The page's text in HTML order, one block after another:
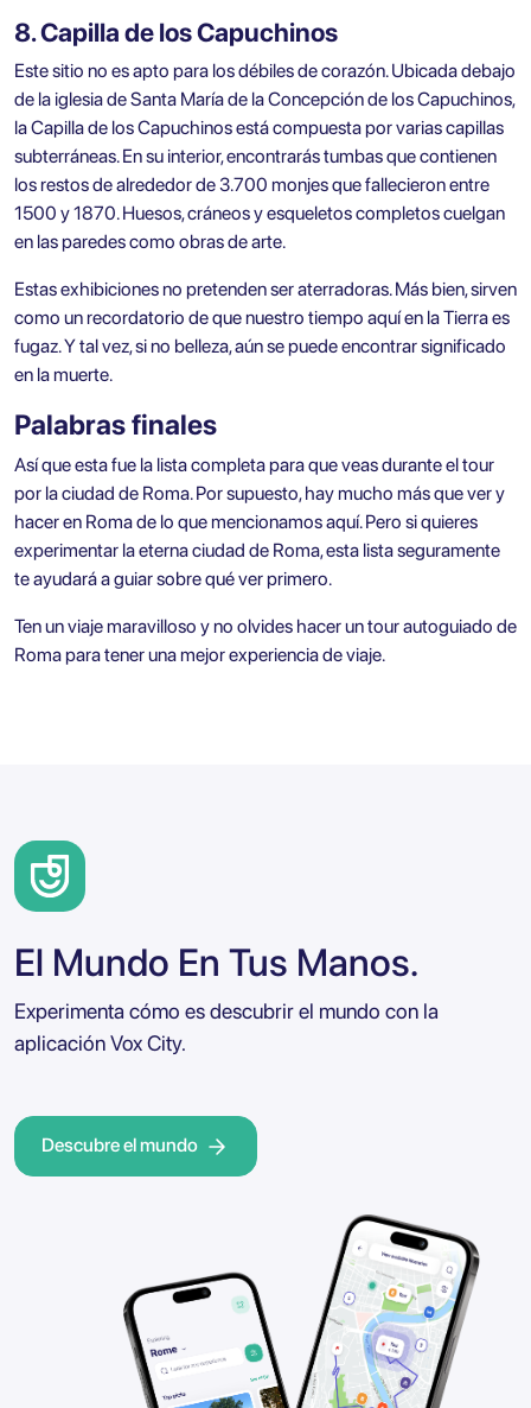
8. Capilla de los Capuchinos
Este sitio no es apto para los débiles de corazón. Ubicada debajo
de la iglesia de Santa María de la Concepción de los Capuchinos,
la Capilla de los Capuchinos está compuesta por varias capillas
subterráneas. En su interior, encontrarás tumbas que contienen
los restos de alrededor de 3.700 monjes que fallecieron entre
1500 y 1870. Huesos, cráneos y esqueletos completos cuelgan
en las paredes como obras de arte.
Estas exhibiciones no pretenden ser aterradoras. Más bien, sirven
como un recordatorio de que nuestro tiempo aquí en la Tierra es
fugaz. Y tal vez, si no belleza, aún se puede encontrar significado
en la muerte.
Palabras finales
Así que esta fue la lista completa para que veas durante el tour
por la ciudad de Roma. Por supuesto, hay mucho más que ver y
hacer en Roma de lo que mencionamos aquí. Pero si quieres
experimentar la eterna ciudad de Roma, esta lista seguramente
te ayudará a guiar sobre qué ver primero.
Ten un viaje maravilloso y no olvides hacer un tour autoguiado de
Roma para tener una mejor experiencia de viaje.
El Mundo En Tus Manos.
Experimenta cómo es descubrir el mundo con la
aplicación Vox City.
Descubre el mundo